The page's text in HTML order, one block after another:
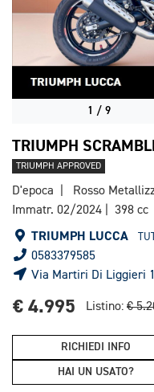
1 / 9
TRIUMPH
TRIUMPH APPROVED
D'epoca Rosso
Immatr. 02/2024
398 cc
TRIUMPH LUCCA
0583379585
Via Martiri Di Liggieri
€ 4.995 Listino: €
RICHIEDI INFO
HAI UN USATO?